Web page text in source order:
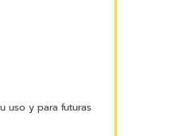
uso y para futuras